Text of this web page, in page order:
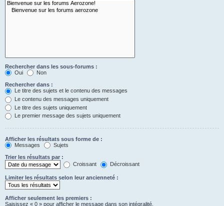
Rechercher dans les sous-forums :
Oui
Non
Rechercher dans :
Le titre des sujets et le contenu des messages
Le contenu des messages uniquement
Le titre des sujets uniquement
Le premier message des sujets uniquement
Afficher les résultats sous forme de :
Messages
Sujets
Trier les résultats par :
Croissant
Décroissant
Limiter les résultats selon leur ancienneté :
Afficher seulement les premiers :
Saisissez « 0 » pour afficher le message dans son intégralité.